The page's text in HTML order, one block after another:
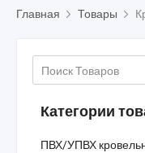
Главная Товары
Категории
ПВХ/УПВХ